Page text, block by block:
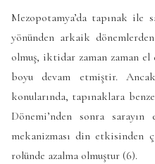
Mezopotamya’da tapınak
yönünden arkaik
olmuş, iktidar zaman zaman
boyu devam etmiştir.
konularında, tapınaklara
Dönemi’nden sonra
mekanizması din etkisinden
rolünde azalma olmuştur (6).